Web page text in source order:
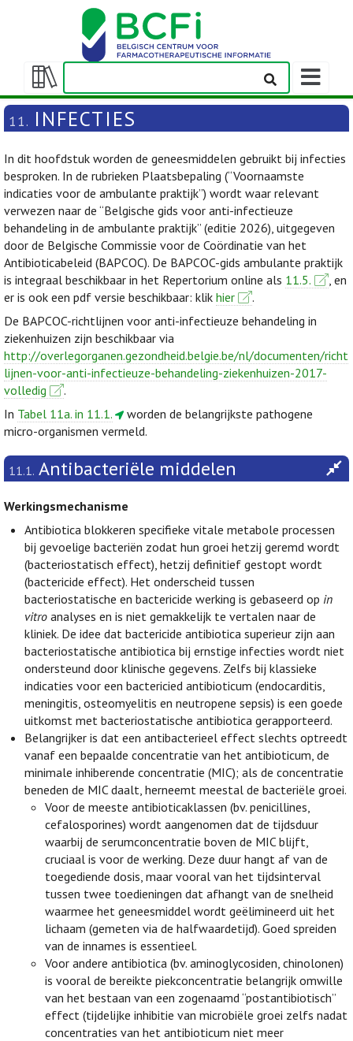
Weergeven/verbergen
inhoudstafel
11. INFECTIES
In dit hoofdstuk worden de geneesmiddelen gebruikt bij infecties
besproken. In de rubrieken Plaatsbepaling (“Voornaamste
indicaties voor de ambulante praktijk”) wordt waar relevant
verwezen naar de “Belgische gids voor anti-infectieuze
behandeling in de ambulante praktijk” (editie 2026), uitgegeven
door de Belgische Commissie voor de Coördinatie van het
Antibioticabeleid (BAPCOC). De BAPCOC-gids ambulante praktijk
is integraal beschikbaar in het Repertorium online als 11.5.
, en
er is ook een pdf versie beschikbaar: klik hier
.
De BAPCOC-richtlijnen voor anti-infectieuze behandeling in
ziekenhuizen zijn beschikbaar via
http://overlegorganen.gezondheid.belgie.be/nl/documenten/richt
lijnen-voor-anti-infectieuze-behandeling-ziekenhuizen-2017-
volledig
.
In Tabel 11a. in 11.1.
worden de belangrijkste pathogene
micro-organismen vermeld.
11.1. Antibacteriële middelen
Werkingsmechanisme
Antibiotica blokkeren specifieke vitale metabole processen
bij gevoelige bacteriën zodat hun groei hetzij geremd wordt
(bacteriostatisch effect), hetzij definitief gestopt wordt
(bactericide effect). Het onderscheid tussen
bacteriostatische en bactericide werking is gebaseerd op in
vitro analyses en is niet gemakkelijk te vertalen naar de
kliniek. De idee dat bactericide antibiotica superieur zijn aan
bacteriostatische antibiotica bij ernstige infecties wordt niet
ondersteund door klinische gegevens. Zelfs bij klassieke
indicaties voor een bactericied antibioticum (endocarditis,
meningitis, osteomyelitis en neutropene sepsis) is een goede
uitkomst met bacteriostatische antibiotica gerapporteerd.
Belangrijker is dat een antibacterieel effect slechts optreedt
vanaf een bepaalde concentratie van het antibioticum, de
minimale inhiberende concentratie (MIC); als de concentratie
beneden de MIC daalt, herneemt meestal de bacteriële groei.
Voor de meeste antibioticaklassen (bv. penicillines,
cefalosporines) wordt aangenomen dat de tijdsduur
waarbij de serumconcentratie boven de MIC blijft,
cruciaal is voor de werking. Deze duur hangt af van de
toegediende dosis, maar vooral van het tijdsinterval
tussen twee toedieningen dat afhangt van de snelheid
waarmee het geneesmiddel wordt geëlimineerd uit het
lichaam (gemeten via de halfwaardetijd). Goed spreiden
van de innames is essentieel.
Voor andere antibiotica (bv. aminoglycosiden, chinolonen)
is vooral de bereikte piekconcentratie belangrijk omwille
van het bestaan van een zogenaamd “postantibiotisch”
effect (tijdelijke inhibitie van microbiële groei zelfs nadat
concentraties van het antibioticum niet meer